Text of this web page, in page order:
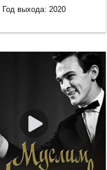
Год выхода: 2020